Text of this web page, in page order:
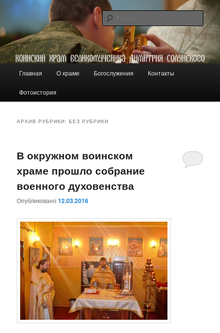
Перейти
основному
содержимому
Перейти
дополнительному
содержимому
Воинский храм вмч. Димитрия
Солунского
пос. Князе-Волконское-1
в
Главная О храме Богослужения Контакты
Фотоистория
АРХИВ РУБРИКИ:БЕЗ РУБРИКИ
В окружном воинском
храме прошло собрание
военного духовенства
Опубликовано12.03.2016